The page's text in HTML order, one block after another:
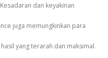
dan keyakinan
juga memungkinkan para
yang terarah dan maksimal.